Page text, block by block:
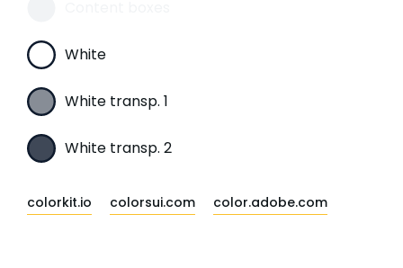
White
White transp. 1
White transp. 2
colorkit.io colorsui.com color.adobe.com